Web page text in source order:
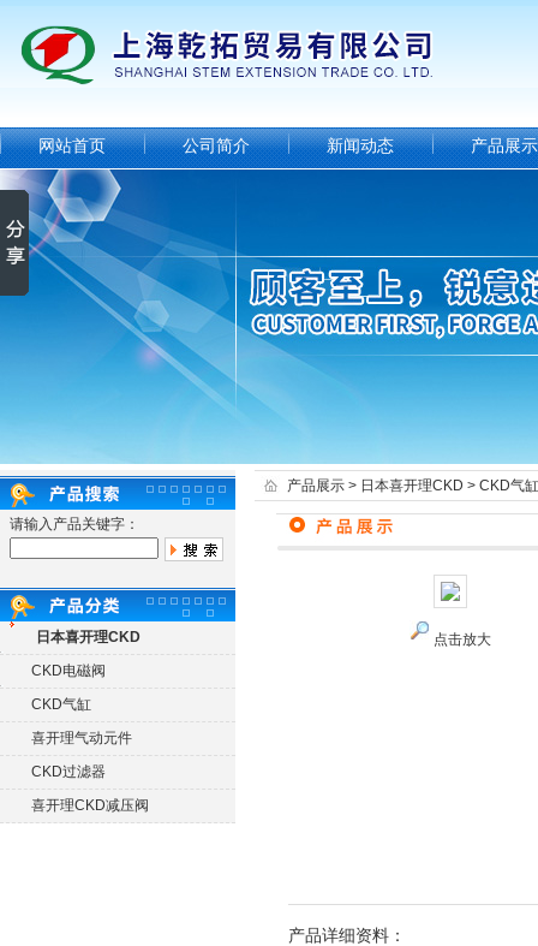
网站首页 公司简介 新闻动态 产品展示
请输入产品关键字：
日本喜开理CKD
CKD电磁阀
CKD气缸
喜开理气动元件
CKD过滤器
喜开理CKD减压阀
产品展示 > 日本喜开理CKD > CKD气缸
点击放大
产品详细资料：